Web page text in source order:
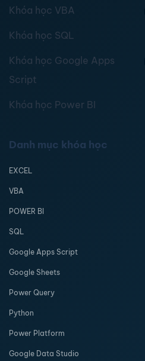
Khóa học VBA
Khóa học SQL
Khóa học Google Apps
Script
Khóa học Power BI
Danh mục khóa học
EXCEL
VBA
POWER BI
SQL
Google Apps Script
Google Sheets
Power Query
Python
Power Platform
Google Data Studio